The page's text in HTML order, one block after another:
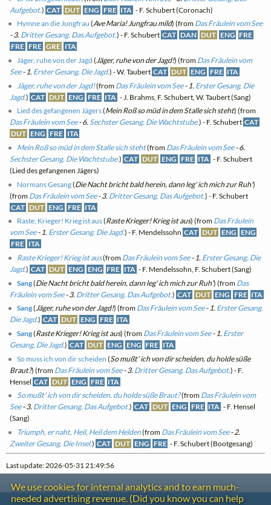
Aufgebot.) CAT DUT ENG FRE ITA - F. Schubert (Coronach)
Hymne an die Jungfrau (Ave Maria! Jungfrau mild) (from Das Fräulein vom See
- 3. Dritter Gesang. Das Aufgebot.) - F. Schubert CAT DAN DUT ENG FRE
FRE FRE GRE ITA
Jäger, ruhe von der Jagd (Jäger, ruhe von der Jagd!) (from Das Fräulein vom
See- 1. Erster Gesang. Die Jagd.) - W. Taubert CAT DUT ENG FRE ITA
Jäger, ruhe von der Jagd!(from Das Fräulein vom See- 1. Erster Gesang. Die
Jagd.) CAT DUT ENG FRE ITA - J. Brahms, F. Schubert, W. Taubert (Sang)
Lied des gefangenen Jägers(Mein Roß so müd in dem Stalle sich steht) (from
Das Fräulein vom See- 6. Sechster Gesang. Die Wachtstube.) - F. Schubert CAT
DUT ENG FRE ITA
Mein Roß so müd in dem Stalle sich steht(from Das Fräulein vom See- 6.
Sechster Gesang. Die Wachtstube.) CAT DUT ENG FRE ITA - F. Schubert
(Lied des gefangenen Jägers)
Normans Gesang(Die Nacht bricht bald herein, dann leg' ich mich zur Ruh')
(from Das Fräulein vom See- 3. Dritter Gesang. Das Aufgebot.) - F. Schubert
CAT DUT ENG FRE ITA
Raste, Krieger! Krieg ist aus(Raste Krieger! Krieg ist aus) (from Das Fräulein
vom See- 1. Erster Gesang. Die Jagd.) - F. Mendelssohn CAT DUT ENG ENG
FRE ITA
Raste Krieger! Krieg ist aus(from Das Fräulein vom See- 1. Erster Gesang. Die
Jagd.) CAT DUT ENG ENG FRE ITA - F. Mendelssohn, F. Schubert (Sang)
Sang(Die Nacht bricht bald herein, dann leg' ich mich zur Ruh') (from Das
Fräulein vom See- 3. Dritter Gesang. Das Aufgebot.) CAT DUT ENG FRE ITA
Sang(Jäger, ruhe von der Jagd!) (from Das Fräulein vom See- 1. Erster Gesang.
Die Jagd.) CAT DUT ENG FRE ITA
Sang(Raste Krieger! Krieg ist aus) (from Das Fräulein vom See- 1. Erster
Gesang. Die Jagd.) CAT DUT ENG ENG FRE ITA
So muss ich von dir scheiden (So mußt' ich von dir scheiden, du holde süße
Braut?) (from Das Fräulein vom See- 3. Dritter Gesang. Das Aufgebot.) - F.
Hensel CAT DUT ENG FRE ITA
So mußt' ich von dir scheiden, du holde süße Braut?(from Das Fräulein vom
See- 3. Dritter Gesang. Das Aufgebot.) CAT DUT ENG FRE ITA - F. Hensel
(Sang)
Triumph, er naht, Heil, Heil dem Helden(from Das Fräulein vom See- 2.
Zweiter Gesang. Die Insel.) CAT DUT ENG FRE - F. Schubert (Bootgesang)
Last update: 2026-05-31 21:49:56
We use cookies for internal analytics and to earn much-
needed advertising revenue. (Did you know you can help